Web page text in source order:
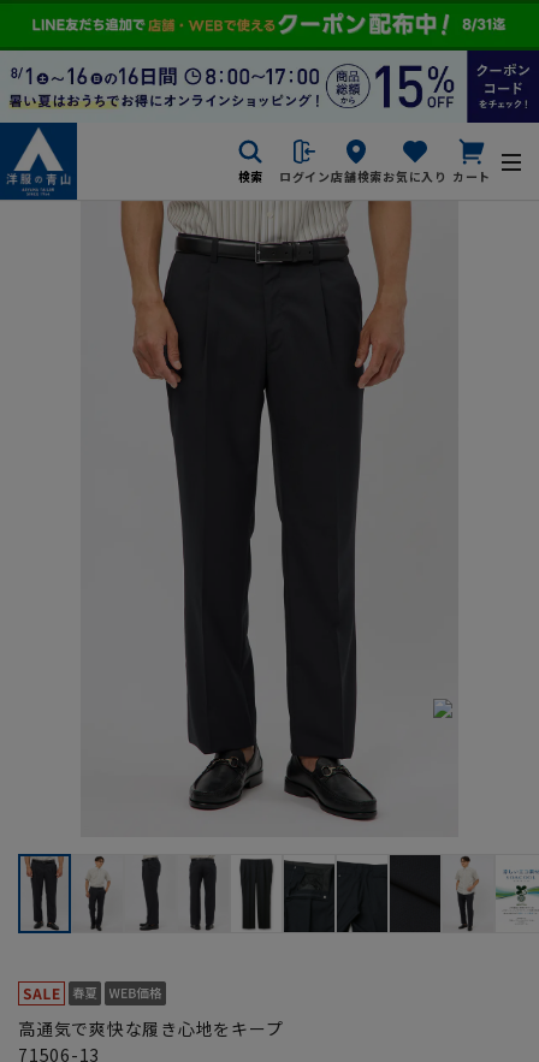
検索 ログイン店舗検索お気に入り カート
高通気で爽快な履き心地をキープ
71506-13